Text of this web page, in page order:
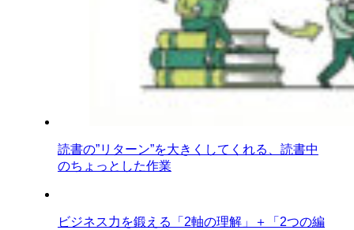
読書の”リターン”を大きくしてくれる、読書中
のちょっとした作業
ビジネス力を鍛える「2軸の理解」＋「2つの編